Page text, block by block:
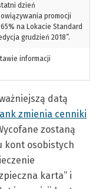
dzień
promocji
na Lokacie Standard
grudzień 2018”.
informacji
datą
zmienia cenniki
zostaną
kont osobistych
karta” i